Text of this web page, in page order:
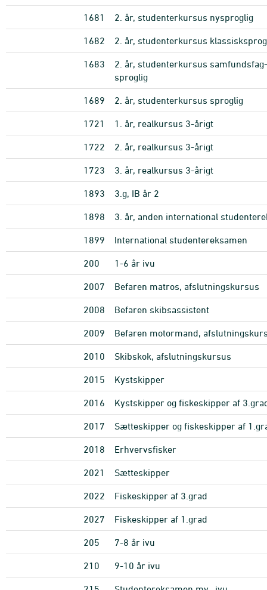
1681 2. år, studenterkursus nysproglig
1682 2. år, studenterkursus
1683
2. år, studenterkursus samfundsfag-
sproglig
1689 2. år, studenterkursus sproglig
1721 1. år, realkursus 3-årigt
1722 2. år, realkursus 3-årigt
1723 3. år, realkursus 3-årigt
1893 3.g, IB år 2
1898 3. år, anden international
1899 International studentereksamen
200 1-6 år ivu
2007 Befaren matros, afslutningskursus
2008 Befaren skibsassistent
2009 Befaren motormand,
2010 Skibskok, afslutningskursus
2015 Kystskipper
2016 Kystskipper og fiskeskipper af
2017 Sætteskipper og fiskeskipper af
2018 Erhvervsfisker
2021 Sætteskipper
2022 Fiskeskipper af 3.grad
2027 Fiskeskipper af 1.grad
205 7-8 år ivu
210 9-10 år ivu